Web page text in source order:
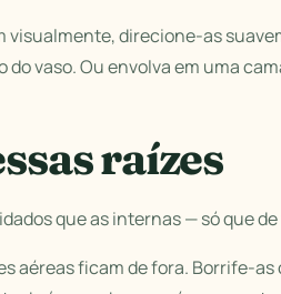
visualmente, direcione-as
vaso. Ou envolva em uma
raízes
que as internas — só que
aéreas ficam de fora. Borrife-